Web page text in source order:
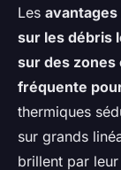
Les
sur les débris
sur des
fréquente
thermiques
sur grands
brillent par